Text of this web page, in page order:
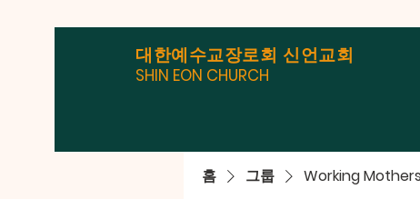
대한예수교장로회 신언교회
SHIN EON CHURCH
홈 그룹 Working Mothers